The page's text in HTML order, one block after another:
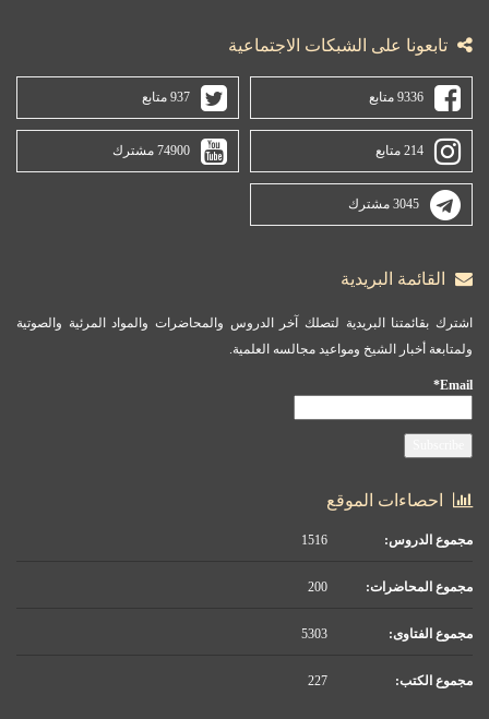
تابعونا على الشبكات الاجتماعية
9336 متابع 937 متابع
214 متابع 74900 مشترك
3045 مشترك
القائمة البريدية
اشترك بقائمتنا البريدية لتصلك آخر الدروس والمحاضرات والمواد المرئية والصوتية
ولمتابعة أخبار الشيخ ومواعيد مجالسه العلمية.
Email*
احصاءات الموقع
مجموع الدروس:
مجموع المحاضرات:
مجموع الفتاوى:
مجموع الكتب: